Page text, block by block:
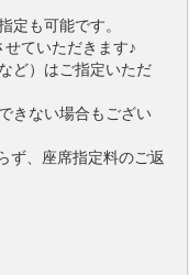
定も可能です。
ていただきます♪
ど）はご指定いただ
きない場合もござい
ず、座席指定料のご返